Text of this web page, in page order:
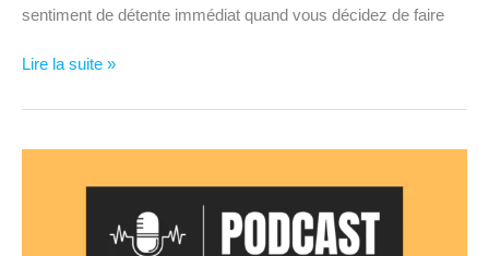
sentiment de détente immédiat quand vous décidez de faire
Procrastination
étapes
Lire la suite »